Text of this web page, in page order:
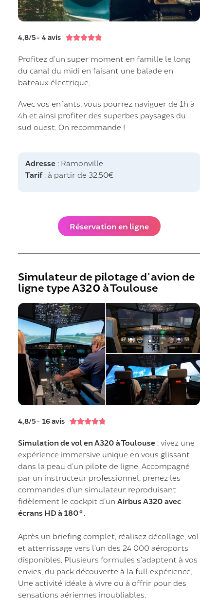
4,8/5- 4 avis 
Profitez d’un super moment en famille le long
du canal du midi en faisant une balade en
bateaux électrique.
Avec vos enfants, vous pourrez naviguer de 1h à
4h et ainsi profiter des superbes paysages du
sud ouest. On recommande !
Adresse : Ramonville
Tarif: à partir de 32,50€
Réservation en ligne
Simulateur de pilotage d'avion de
ligne type A320 à Toulouse
4,8/5- 16 avis 
Simulation de vol en A320 à Toulouse : vivez une
expérience immersive unique en vous glissant
dans la peau d’un pilote de ligne. Accompagné
par un instructeur professionnel, prenez les
commandes d’un simulateur reproduisant
fidèlement le cockpit d’unAirbus A320 avec
écrans HD à 180°
Après un briefing complet, réalisez décollage, vol
et atterrissage vers l’un des 24 000 aéroports
disponibles. Plusieurs formules s’adaptent à vos
envies, du pack découverte à la full expérience.
Une activité idéale à vivre ou à offrir pour des
sensations aériennes inoubliables.